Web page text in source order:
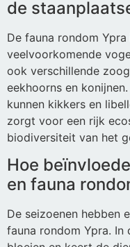
de
De fauna rondom
veelvoorkomende
ook verschillende
eekhoorns en
kunnen kikkers en
zorgt voor een rijk
biodiversiteit van het
Hoe
en fauna
De seizoenen hebben
fauna rondom Ypra. In